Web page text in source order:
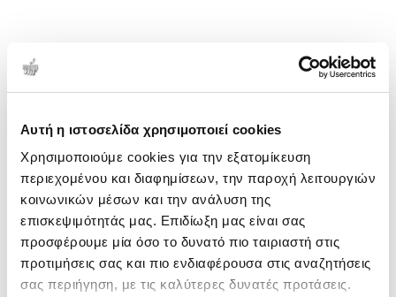
Αυτή η ιστοσελίδα χρησιμοποιεί cookies
Χρησιμοποιούμε cookies για την εξατομίκευση
περιεχομένου και διαφημίσεων, την παροχή λειτουργιών
κοινωνικών μέσων και την ανάλυση της
επισκεψιμότητάς μας. Επιδίωξη μας είναι σας
προσφέρουμε μία όσο το δυνατό πιο ταιριαστή στις
προτιμήσεις σας και πιο ενδιαφέρουσα στις αναζητήσεις
σας περιήγηση, με τις καλύτερες δυνατές προτάσεις.